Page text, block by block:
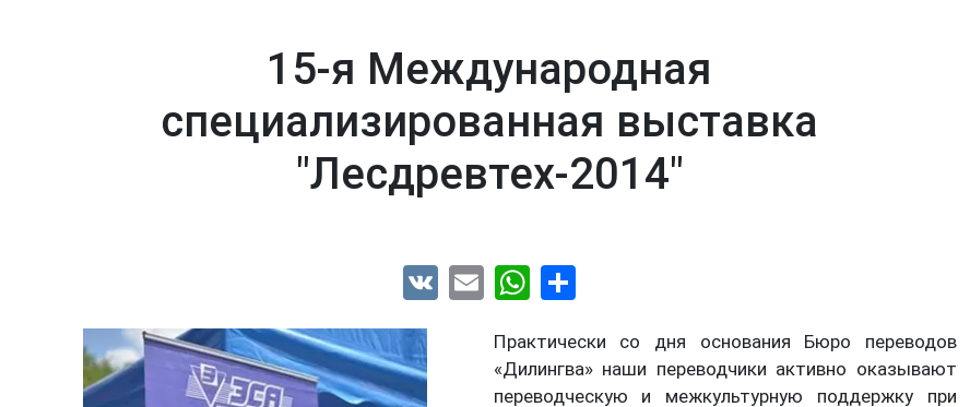
15-я Международная
специализированная выставка
"Лесдревтех-2014"
VK Email WhatsApp
Практически со дня основания Бюро переводов
«Дилингва» наши переводчики активно оказывают
переводческую и межкультурную поддержку при